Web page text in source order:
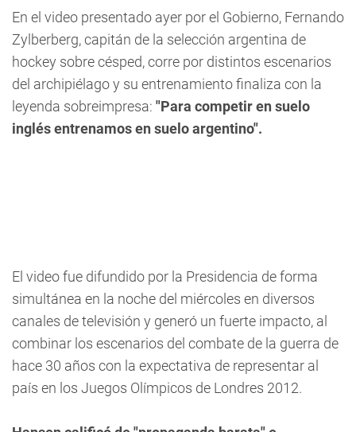
En el video presentado ayer por el Gobierno, Fernando
Zylberberg, capitán de la selección argentina de
hockey sobre césped, corre por distintos escenarios
del archipiélago y su entrenamiento finaliza con la
leyenda sobreimpresa: "Para competir en suelo
inglés entrenamos en suelo argentino".
El video fue difundido por la Presidencia de forma
simultánea en la noche del miércoles en diversos
canales de televisión y generó un fuerte impacto, al
combinar los escenarios del combate de la guerra de
hace 30 años con la expectativa de representar al
país en los Juegos Olímpicos de Londres 2012.